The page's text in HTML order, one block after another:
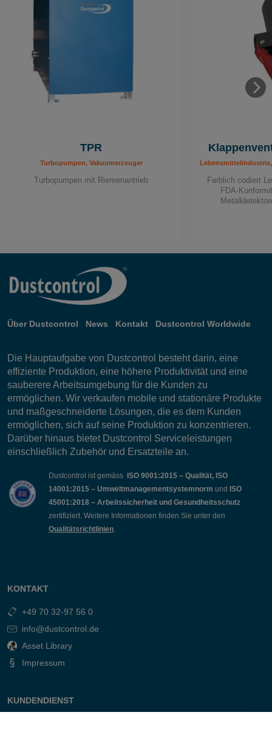
TPR
Turbopumpen, Vakuumerzeuger
Turbopumpen mit Riemenantrieb
Farblich codiert
FDA-
Über Dustcontrol News Kontakt Dustcontrol Worldwide
Die Hauptaufgabe von Dustcontrol besteht darin, eine
effiziente Produktion, eine höhere Produktivität und eine
sauberere Arbeitsumgebung für die Kunden zu
ermöglichen. Wir verkaufen mobile und stationäre Produkte
und maßgeschneiderte Lösungen, die es dem Kunden
ermöglichen, sich auf seine Produktion zu konzentrieren.
Darüber hinaus bietet Dustcontrol Serviceleistungen
einschließlich Zubehör und Ersatzteile an.
Dustcontrol ist gemäss
ISO 9001:2015 – Qualität, ISO
14001:2015 – Umweltmanagementsystemnorm und ISO
45001:2018 – Arbeitssicherheit und Gesundheitsschutz
zertifiziert. Weitere Informationen finden Sie unter den
Qualitätsrichtlinien.
KONTAKT
+49 70 32-97 56 0
info@dustcontrol.de
Asset Library
Impressum
KUNDENDIENST